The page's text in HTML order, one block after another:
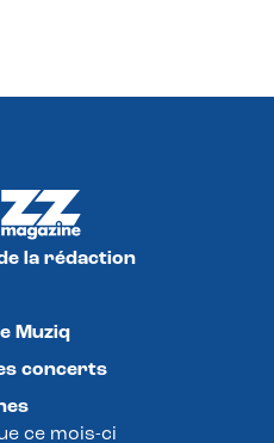
la rédaction
Muziq
concerts
ce mois-ci